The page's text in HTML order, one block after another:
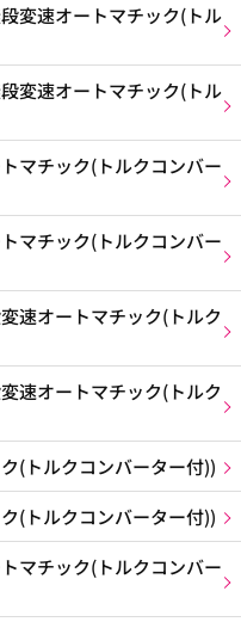
変速オートマチック(トル
変速オートマチック(トル
マチック(トルクコンバー
マチック(トルクコンバー
オートマチック(トルク
オートマチック(トルク
(トルクコンバーター付))
(トルクコンバーター付))
マチック(トルクコンバー